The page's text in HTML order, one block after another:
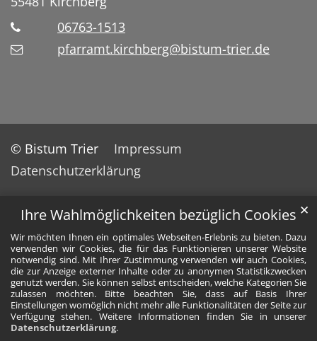
Ihre Wahlmöglichkeiten bezüglich Cookies
Wir möchten Ihnen ein optimales Webseiten-Erlebnis zu bieten. Dazu
verwenden wir Cookies, die für das Funktionieren unserer Website
notwendig sind. Mit Ihrer Zustimmung verwenden wir auch Cookies,
die zur Anzeige externer Inhalte oder zu anonymen Statistikzwecken
genutzt werden. Sie können selbst entscheiden, welche Kategorien Sie
zulassen möchten. Bitte beachten Sie, dass auf Basis Ihrer
Einstellungen womöglich nicht mehr alle Funktionalitäten der Seite zur
Verfügung stehen. Weitere Informationen finden Sie in unserer
Datenschutzerklärung.
✕
06763-1513
pfarramt.kirchberg@bistum-trier.de
© Bistum Trier
Impressum
Datenschutzerklärung